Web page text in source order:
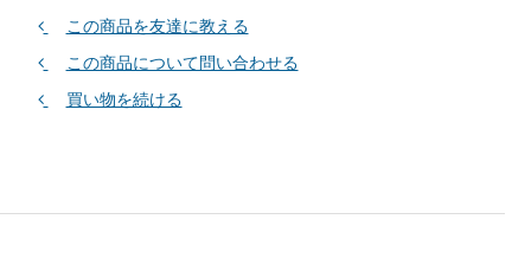
この商品を友達に教える
この商品について問い合わせる
買い物を続ける